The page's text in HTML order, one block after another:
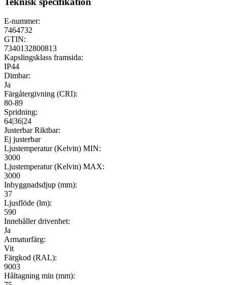
E-nummer:
7464732
GTIN:
7340132800813
Kapslingsklass framsida:
IP44
Dimbar:
Ja
Färgåtergivning (CRI):
80-89
Spridning:
64|36|24
Justerbar Riktbar:
Ej justerbar
Ljustemperatur (Kelvin) MIN:
3000
Ljustemperatur (Kelvin) MAX:
3000
Inbyggnadsdjup (mm):
37
Ljusflöde (lm):
590
Innehåller drivenhet:
Ja
Armaturfärg:
Vit
Färgkod (RAL):
9003
Håltagning min (mm):